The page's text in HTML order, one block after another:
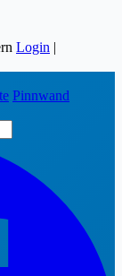
Login |
Pinnwand